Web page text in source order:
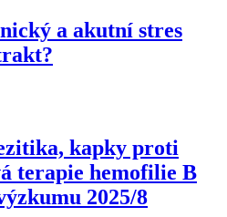
a akutní stres
kapky proti
terapie hemofilie B
2025/8